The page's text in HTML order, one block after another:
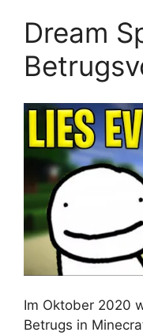
Dream
Im Oktober 2020
Betrugs in